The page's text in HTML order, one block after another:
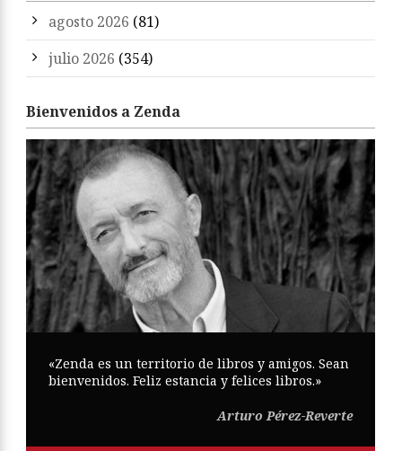
agosto 2026 (81)
julio 2026 (354)
Bienvenidos a Zenda
«Zenda es un territorio de libros y amigos. Sean
bienvenidos. Feliz estancia y felices libros.»
Arturo Pérez-Reverte